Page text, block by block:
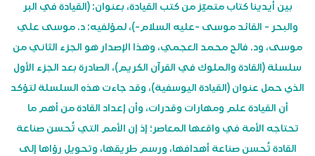
بين أيدينا كتاب متميّز من كتب القيادة، بعنوان: (القيادة في البر
والبحر - القائد موسى -عليه السلام-)، لمؤلفيه: د. موسى علي
موسى، ود. فالح محمد العجمي، وهذا الإصدار هو الجزء الثاني من
سلسلة (القادة والملوك في القرآن الكريم)، الصادرة بعد الجزء الأول
الذي حمل عنوان (القيادة اليوسفية)، وقد جاءت هذه السلسلة لتؤكد
أن القيادة علم ومهارات وقدرات، وأن إعداد القادة من أهم ما
تحتاجه الأمة في واقعها المعاصر؛ إذ إن الأمم التي تُحسن صناعة
القادة تُحسن صناعة أهدافها، ورسم طريقها، وتحويل رؤاها إلى